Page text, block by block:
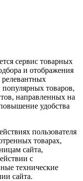
сервис товарных
и отображения
релевантных
товаров,
направленных на
удобства
пользователя
товарах,
сайта,
с
технические
сайта.